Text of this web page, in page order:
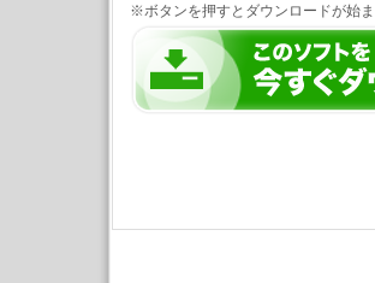
※ボタンを押すとダウンロードが始ま